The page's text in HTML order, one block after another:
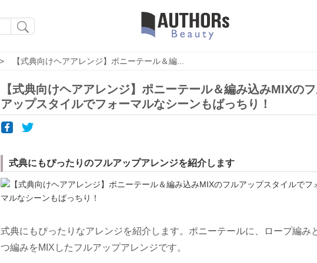
【式典向けヘアアレンジ】ポニーテール＆編...
【式典向けヘアアレンジ】ポニーテール＆編み込みMIXの
アップスタイルでフォーマルなシーンもばっちり！
式典にもぴったりのフルアップアレンジを紹介します
式典にもぴったりなアレンジを紹介します。ポニーテールに、ロープ編み
つ編みをMIXしたフルアップアレンジです。